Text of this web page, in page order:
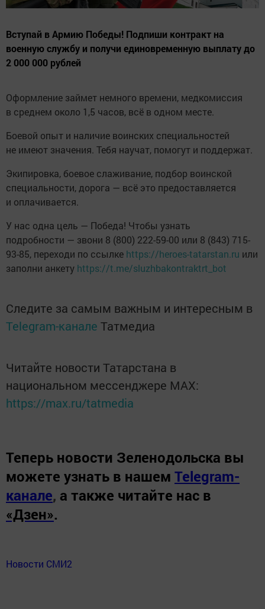
Вступай в Армию Победы! Подпиши контракт на
военную службу и получи единовременную выплату до
2 000 000 рублей
Оформление займет немного времени, медкомиссия
в среднем около 1,5 часов, всё в одном месте.
Боевой опыт и наличие воинских специальностей
не имеют значения. Тебя научат, помогут и поддержат.
Экипировка, боевое слаживание, подбор воинской
специальности, дорога — всё это предоставляется
и оплачивается.
У нас одна цель — Победа! Чтобы узнать
подробности — звони 8 (800) 222-59-00 или 8 (843) 715-
93-85, переходи по ссылке https://heroes-tatarstan.ru или
заполни анкету https://t.me/sluzhbakontraktrt_bot
Следите за самым важным и интересным в
Telegram-канале Татмедиа
Читайте новости Татарстана в
национальном мессенджере MАХ:
https://max.ru/tatmedia
Теперь новости Зеленодольска вы
можете узнать в нашем Telegram-
канале, а также читайте нас в
«Дзен».
Новости СМИ2